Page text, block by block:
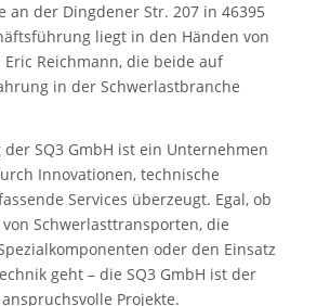
an der Dingdener Str. 207 in 46395
liegt in den Händen von
Reichmann, die beide auf
in der Schwerlastbranche
SQ3 GmbH ist ein Unternehmen
Innovationen, technische
Services überzeugt. Egal, ob
Schwerlasttransporten, die
oder den Einsatz
geht – die SQ3 GmbH ist der
Projekte.